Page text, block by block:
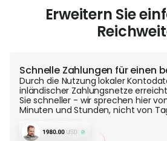
Erweitern Sie
Schnelle Zahlungen für einen
Durch die Nutzung lokaler
inländischer Zahlungsnetze
Sie schneller - wir sprechen hier
Minuten und Stunden, nicht von